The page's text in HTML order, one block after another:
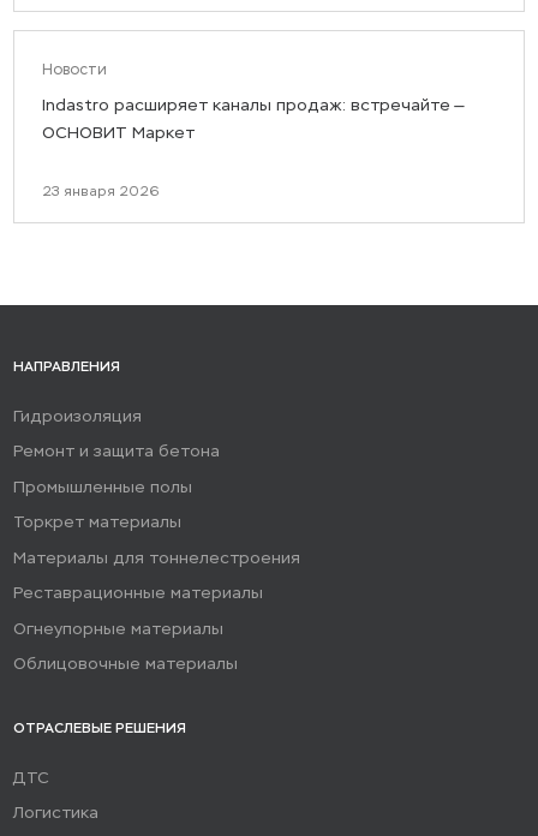
Новости
Indastro расширяет каналы продаж: встречайте —
ОСНОВИТ Маркет
23 января 2026
НАПРАВЛЕНИЯ
Гидроизоляция
Ремонт и защита бетона
Промышленные полы
Торкрет материалы
Материалы для тоннелестроения
Реставрационные материалы
Огнеупорные материалы
Облицовочные материалы
ОТРАСЛЕВЫЕ РЕШЕНИЯ
ДТС
Логистика